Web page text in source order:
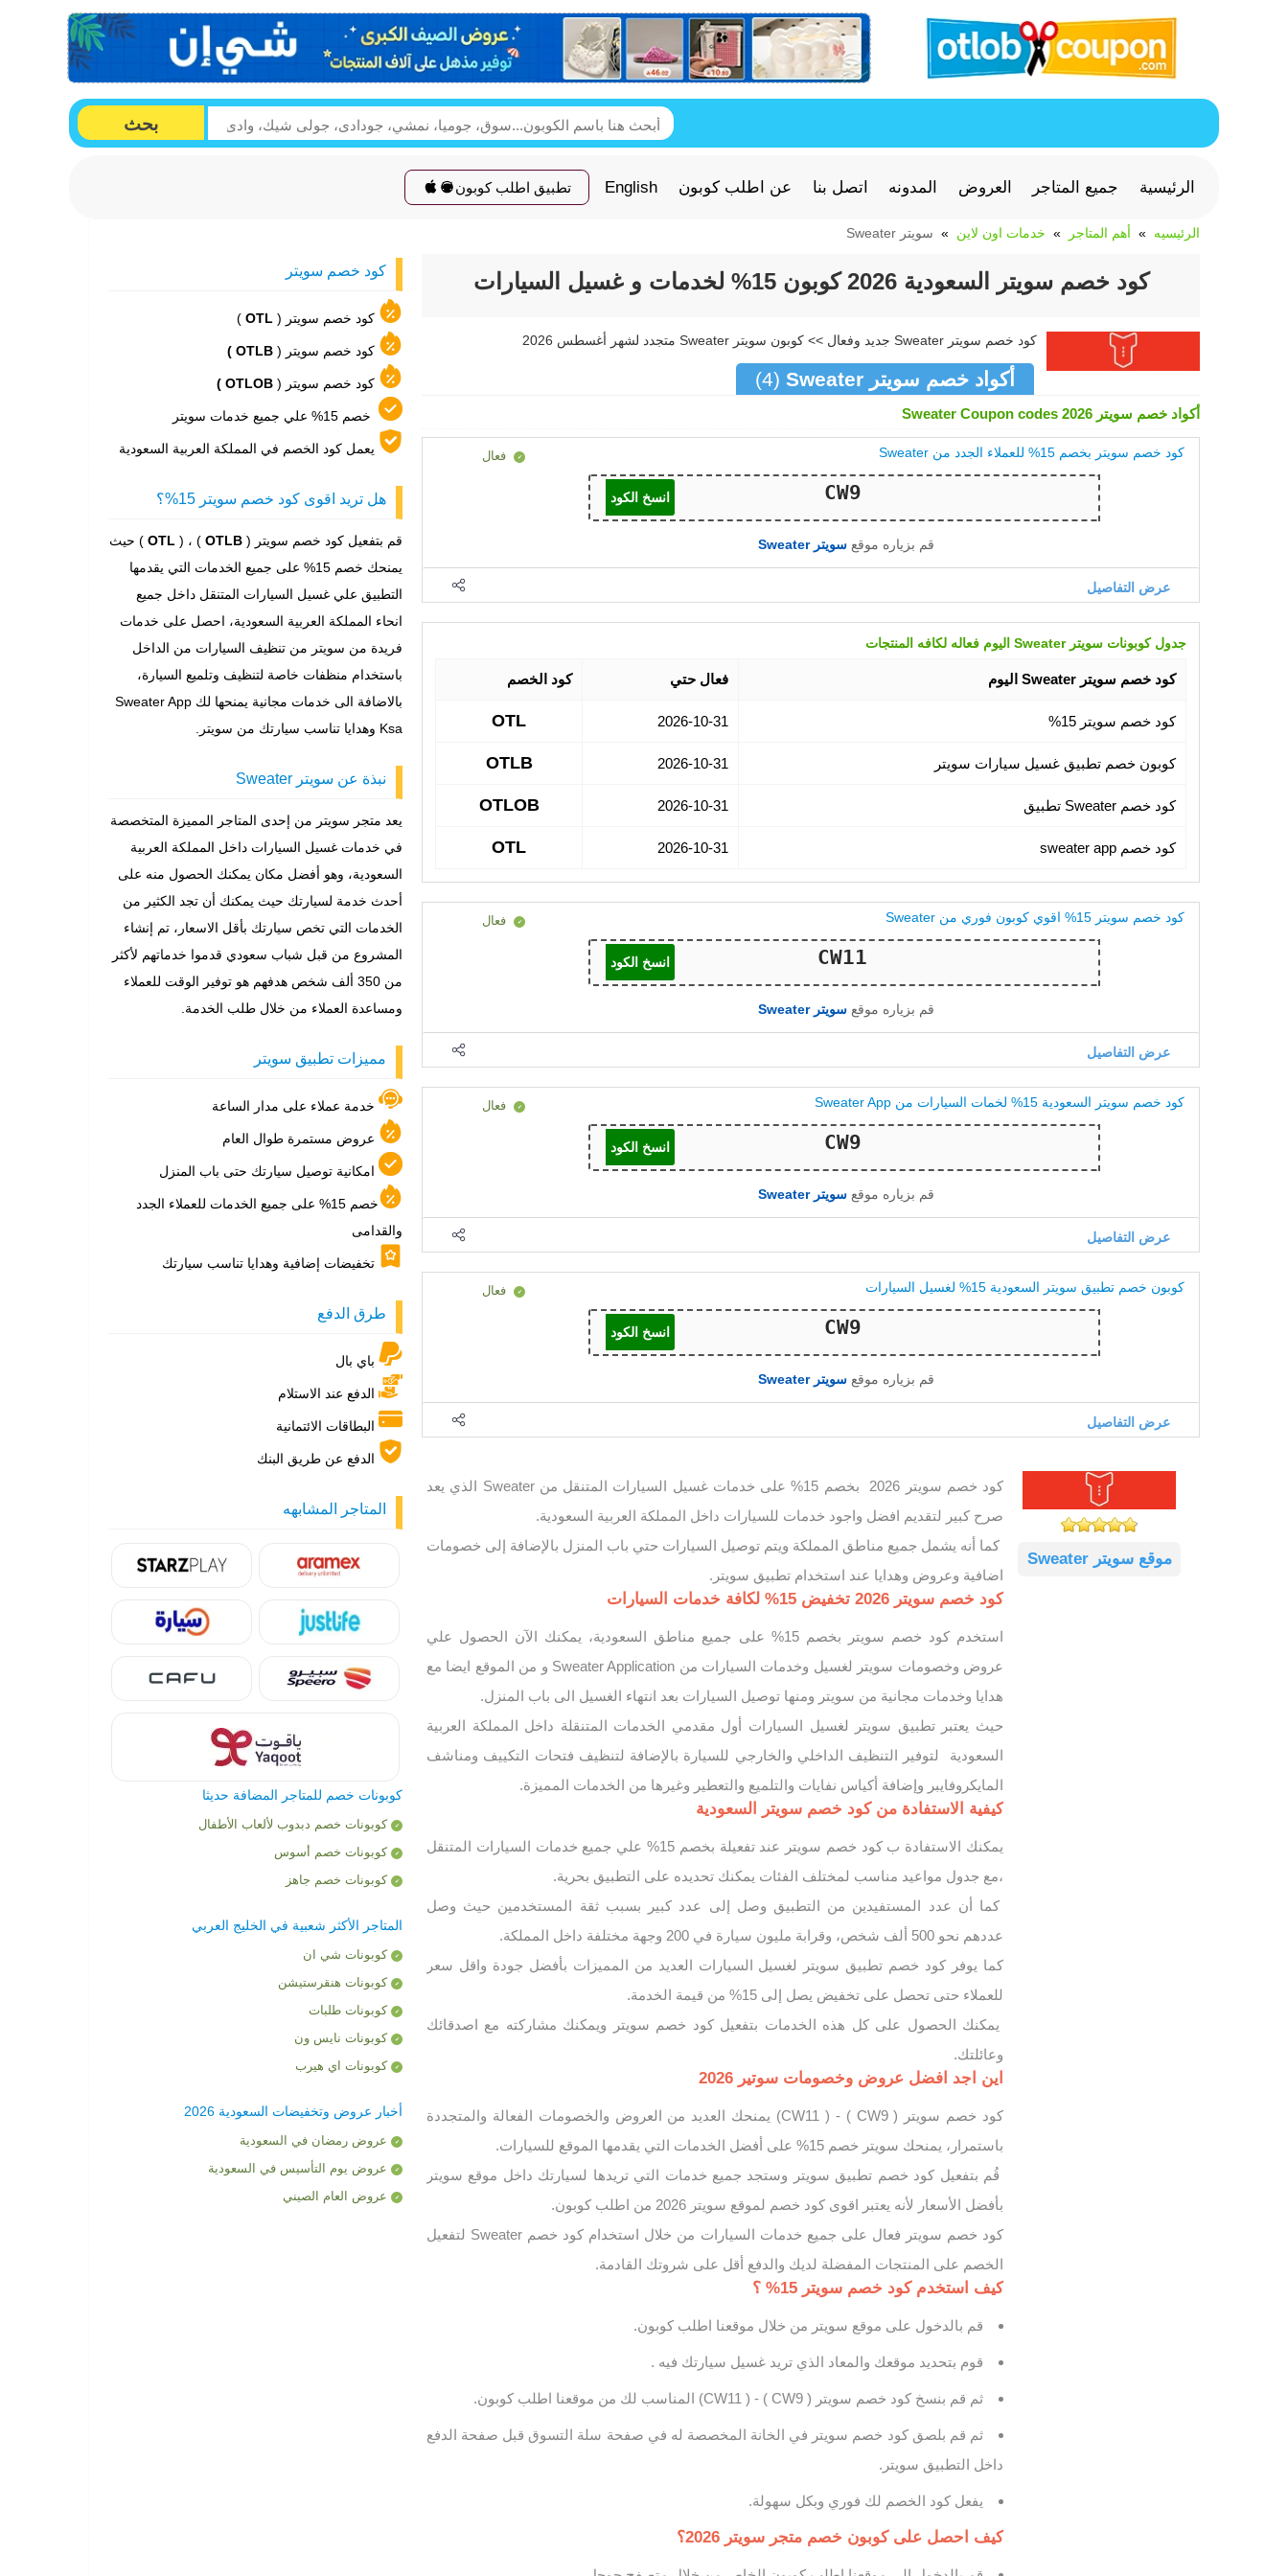
بحث
الرئيسية جميع المتاجر العروض المدونه اتصل بنا عن اطلب كوبون English تطبيق اطلب كوبون
الرئيسيه أهم المتاجر خدمات اون لاين سويتر Sweater
كود خصم سويتر السعودية 2026 كوبون 15% لخدمات و غسيل السيارات
كود خصم سويتر Sweater جديد وفعال >> كوبون سويتر Sweater متجدد لشهر أغسطس 2026
أكواد خصم سويتر Sweater (4)
أكواد خصم سويتر Sweater Coupon codes 2026
كود خصم سويتر بخصم 15% للعملاء الجدد من Sweater فعال
انسخ الكود
قم بزياره موقع سويتر Sweater
عرض التفاصيل
جدول كوبونات سويتر Sweater اليوم فعاله لكافه المنتجات
كود خصم سويتر Sweater اليوم فعال حتي كود الخصم
كود خصم سويتر 15% 2026-10-31
OTL
كوبون خصم تطبيق غسيل سيارات سويتر 2026-10-31
OTLB
كود خصم Sweater تطبيق 2026-10-31
OTLOB
كود خصم sweater app 2026-10-31
OTL
كود خصم سويتر 15% اقوي كوبون فوري من Sweater فعال
انسخ الكود
قم بزياره موقع سويتر Sweater
عرض التفاصيل
كود خصم سويتر السعودية 15% لخمات السيارات من Sweater App فعال
انسخ الكود
قم بزياره موقع سويتر Sweater
عرض التفاصيل
كوبون خصم تطبيق سويتر السعودية 15% لغسيل السيارات فعال
انسخ الكود
قم بزياره موقع سويتر Sweater
عرض التفاصيل
موقع سويتر Sweater
كود خصم سويتر 2026 بخصم 15% على خدمات غسيل السيارات المتنقل من Sweater الذي يعد
صرح كبير لتقديم افضل واجود خدمات للسيارات داخل المملكة العربية السعودية.
كما أنه يشمل جميع مناطق المملكة ويتم توصيل السيارات حتي باب المنزل بالإضافة إلى خصومات
اضافية وعروض وهدايا عند استخدام تطبيق سويتر.
كود خصم سويتر 2026 تخفيض 15% لكافة خدمات السيارات
استخدم كود خصم سويتر بخصم 15% على جميع مناطق السعودية، يمكنك الآن الحصول علي
عروض وخصومات سويتر لغسيل وخدمات السيارات من Sweater Application و من الموقع ايضا مع
هدايا وخدمات مجانية من سويتر ومنها توصيل السيارات بعد انتهاء الغسيل الى باب المنزل.
حيث يعتبر تطبيق سويتر لغسيل السيارات أول مقدمي الخدمات المتنقلة داخل المملكة العربية
السعودية لتوفير التنظيف الداخلي والخارجي للسيارة بالإضافة لتنظيف فتحات التكييف ومناشف
المايكروفايبر وإضافة أكياس نفايات والتلميع والتعطير وغيرها من الخدمات المميزة.
كيفية الاستفادة من كود خصم سويتر السعودية
يمكنك الاستفادة ب كود خصم سويتر عند تفعيلة بخصم 15% علي جميع خدمات السيارات المتنقل
،مع جدول مواعيد مناسب لمختلف الفئات يمكنك تحديده على التطبيق بحرية.
كما أن عدد المستفيدين من التطبيق وصل إلى عدد كبير بسبب ثقة المستخدمين حيث وصل
عددهم نحو 500 ألف شخص، وقرابة مليون سيارة في 200 وجهة مختلفة داخل المملكة.
كما يوفر كود خصم تطبيق سويتر لغسيل السيارات العديد من المميزات بأفضل جودة واقل سعر
للعملاء حتى تحصل على تخفيض يصل إلى 15% من قيمة الخدمة.
يمكنك الحصول على كل هذه الخدمات بتفعيل كود خصم سويتر ويمكنك مشاركته مع اصدقائك
وعائلتك.
اين اجد افضل عروض وخصومات سوتير 2026
كود خصم سويتر ( CW9 ) - ( CW11) يمنحك العديد من العروض والخصومات الفعالة والمتجددة
باستمرار، يمنحك سويتر خصم 15% على أفضل الخدمات التي يقدمها الموقع للسيارات.
قُم بتفعيل كود خصم تطبيق سويتر وستجد جميع خدمات التي تريدها لسيارتك داخل موقع سويتر
بأفضل الأسعار لأنه يعتبر اقوى كود خصم لموقع سويتر 2026 من اطلب كوبون.
كود خصم سويتر فعال على جميع خدمات السيارات من خلال استخدام كود خصم Sweater لتفعيل
الخصم على المنتجات المفضلة لديك والدفع أقل على شروتك القادمة.
كيف استخدم كود خصم سويتر 15% ؟
قم بالدخول على موقع سويتر من خلال موقعنا اطلب كوبون.
قوم بتحديد موقعك والمعاد الذي تريد غسيل سيارتك فيه .
ثم قم بنسخ كود خصم سويتر ( CW9 ) - ( CW11) المناسب لك من موقعنا اطلب كوبون.
ثم قم بلصق كود خصم سويتر في الخانة المخصصة له في صفحة سلة التسوق قبل صفحة الدفع
داخل التطبيق سويتر.
يفعل كود الخصم لك فوري وبكل سهولة.
كيف احصل على كوبون خصم متجر سويتر 2026؟
كود خصم سويتر
كود خصم سويتر ( OTL
)
كود خصم سويتر ( OTLB )
كود خصم سويتر ( OTLOB )
خصم 15% علي جميع خدمات سويتر
يعمل كود الخصم في المملكة العربية السعودية
هل تريد اقوى كود خصم سويتر 15%؟
قم بتفعيل كود خصم سويتر ( OTLB ) ، ( OTL ) حيث
يمنحك خصم 15% على جميع الخدمات التي يقدمها
التطبيق علي غسيل السيارات المتنقل داخل جميع
انحاء المملكة العربية السعودية، احصل على خدمات
فريدة من سويتر من تنظيف السيارات من الداخل
باستخدام منظفات خاصة لتنظيف وتلميع السيارة،
بالاضافة الى خدمات مجانية يمنحها لك Sweater App
Ksa وهدايا تناسب سيارتك من سويتر.
نبذة عن سويتر Sweater
يعد متجر سويتر من إحدى المتاجر المميزة المتخصصة
في خدمات غسيل السيارات داخل المملكة العربية
السعودية، وهو أفضل مكان يمكنك الحصول منه على
أحدث خدمة لسيارتك حيث يمكنك أن تجد الكثير من
الخدمات التي تخص سيارتك بأقل الاسعار، تم إنشاء
المشروع من قبل شباب سعودي قدموا خدماتهم لأكثر
من 350 ألف شخص هدفهم هو توفير الوقت للعملاء
ومساعدة العملاء من خلال طلب الخدمة.
مميزات تطبيق سويتر
خدمة عملاء على مدار الساعة
عروض مستمرة طوال العام
امكانية توصيل سيارتك حتى باب المنزل
خصم 15% على جميع الخدمات للعملاء الجدد
والقدامى
تخفيضات إضافية وهدايا تناسب سيارتك
طرق الدفع
باي بال
الدفع عند الاستلام
البطاقات الائتمانية
الدفع عن طريق البنك
المتاجر المشابهه
كوبونات خصم للمتاجر المضافة حديثا
كوبونات خصم دبدوب لألعاب الأطفال
كوبونات خصم أسوس
كوبونات خصم جاهز
المتاجر الأكثر شعبية في الخليج العربي
كوبونات شي ان
كوبونات هنقرستيشن
كوبونات طلبات
كوبونات نايس ون
كوبونات اي هيرب
أخبار عروض وتخفيضات السعودية 2026
عروض رمضان في السعودية
عروض يوم التأسيس في السعودية
عروض العام الصيني